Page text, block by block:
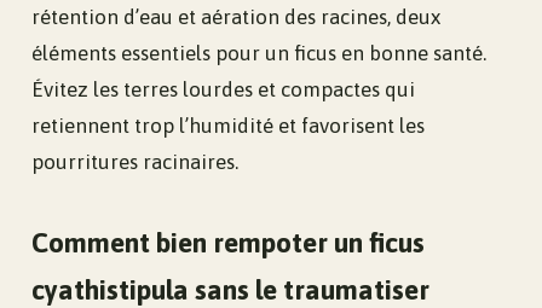
rétention d’eau et aération des racines, deux
éléments essentiels pour un ficus en bonne santé.
Évitez les terres lourdes et compactes qui
retiennent trop l’humidité et favorisent les
pourritures racinaires.
Comment bien rempoter un ficus
cyathistipula sans le traumatiser